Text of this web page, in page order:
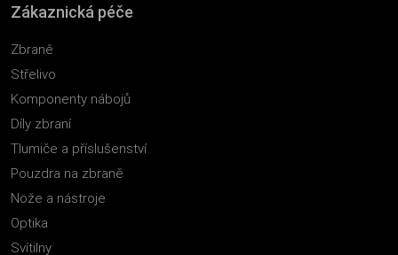
Zákaznická péče
Zbraně
Střelivo
Komponenty nábojů
Díly zbraní
Tlumiče a příslušenství
Pouzdra na zbraně
Nože a nástroje
Optika
Svítilny